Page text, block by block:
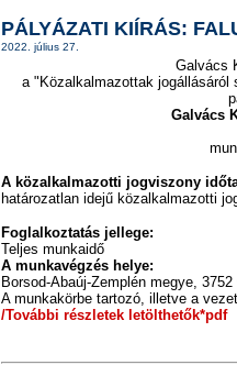
PÁLYÁZATI KIÍRÁS:
2022. július 27.
Galvács
a "Közalkalmazottak
Galvács
A közalkalmazotti jogviszony
határozatlan idejű közalkalmazotti
Foglalkoztatás jellege:
Teljes munkaidő
A munkavégzés helye:
Borsod-Abaúj-Zemplén megye,
A munkakörbe tartozó, illetve a
/További részletek letölthetők*pdf